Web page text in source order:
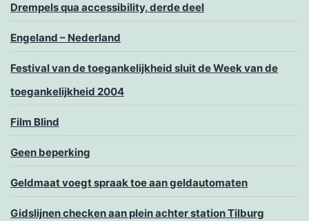
Drempels qua accessibility, derde deel
Engeland – Nederland
Festival van de toegankelijkheid sluit de Week van de
toegankelijkheid 2004
Film Blind
Geen beperking
Geldmaat voegt spraak toe aan geldautomaten
Gidslijnen checken aan plein achter station Tilburg